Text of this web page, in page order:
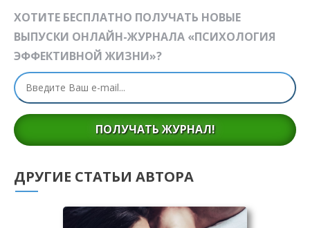
ХОТИТЕ БЕСПЛАТНО ПОЛУЧАТЬ НОВЫЕ
ВЫПУСКИ ОНЛАЙН-ЖУРНАЛА «ПСИХОЛОГИЯ
ЭФФЕКТИВНОЙ ЖИЗНИ»?
ПОЛУЧАТЬ ЖУРНАЛ!
ДРУГИЕ СТАТЬИ АВТОРА